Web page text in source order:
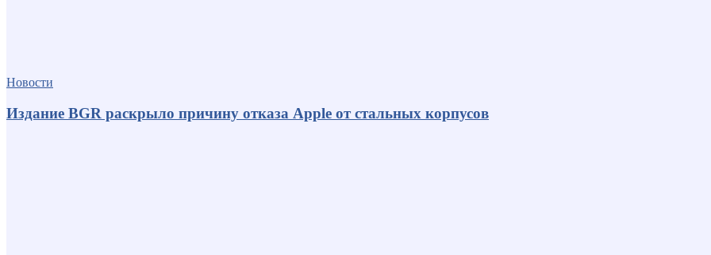
Новости
Издание BGR раскрыло причину отказа Apple от стальных корпусов